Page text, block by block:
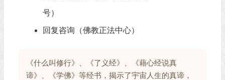
号）
回复咨询（佛教正法中心）
《什么叫修行》、《了义经》、《藉心经说真
谛》、《学佛》等经书，揭示了宇宙人生的真谛，